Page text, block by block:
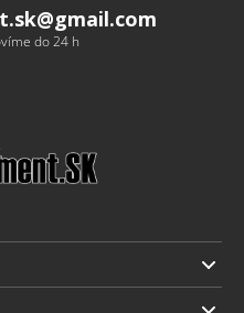
@gmail.com
do 24 h